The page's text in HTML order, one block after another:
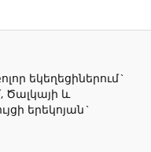
եկեղեցիներում`
Ծալկայի և
երեկոյան`